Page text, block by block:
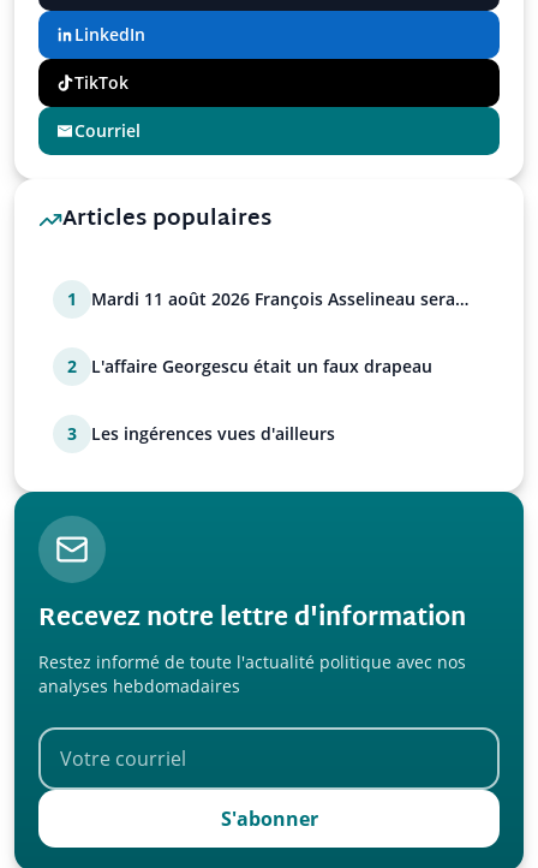
LinkedIn
TikTok
Courriel
Articles populaires
1
Mardi 11 août 2026 François Asselineau sera
2
L'affaire Georgescu était un faux drapeau
3 Les ingérences vues d'ailleurs
Recevez notre lettre d'information
Restez informé de toute l'actualité politique avec nos
analyses hebdomadaires
S'abonner